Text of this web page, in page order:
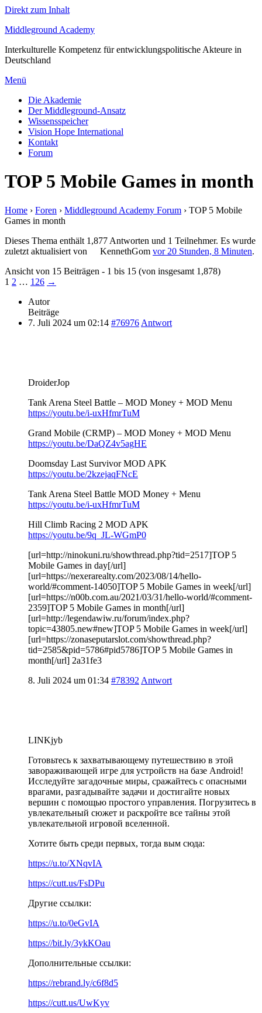
Direkt zum Inhalt
Middleground Academy
Interkulturelle Kompetenz für entwicklungspolitische Akteure in
Deutschland
Menü
Die Akademie
Der Middleground-Ansatz
Wissensspeicher
Vision Hope International
Kontakt
Forum
TOP 5 Mobile Games in month
Home › Foren › Middleground Academy Forum › TOP 5 Mobile
Games in month
Dieses Thema enthält 1,877 Antworten und 1 Teilnehmer. Es wurde
zuletzt aktualisiert von
KennethGom vor 20 Stunden, 8 Minuten.
Ansicht von 15 Beiträgen - 1 bis 15 (von insgesamt 1,878)
1 2 … 126 →
Autor
Beiträge
7. Juli 2024 um 02:14 #76976 Antwort
DroiderJop
Tank Arena Steel Battle – MOD Money + MOD Menu
https://youtu.be/i-uxHfmrTuM
Grand Mobile (CRMP) – MOD Money + MOD Menu
https://youtu.be/DaQZ4v5agHE
Doomsday Last Survivor MOD APK
https://youtu.be/2kzejaqFNcE
Tank Arena Steel Battle MOD Money + Menu
https://youtu.be/i-uxHfmrTuM
Hill Climb Racing 2 MOD APK
https://youtu.be/9q_JL-WGmP0
[url=http://ninokuni.ru/showthread.php?tid=2517]TOP 5
Mobile Games in day[/url]
[url=https://nexerarealty.com/2023/08/14/hello-
world/#comment-14050]TOP 5 Mobile Games in week[/url]
[url=https://n00b.com.au/2021/03/31/hello-world/#comment-
2359]TOP 5 Mobile Games in month[/url]
[url=http://legendawiw.ru/forum/index.php?
topic=43805.new#new]TOP 5 Mobile Games in week[/url]
[url=https://zonaseputarslot.com/showthread.php?
tid=2585&pid=5786#pid5786]TOP 5 Mobile Games in
month[/url] 2a31fe3
8. Juli 2024 um 01:34 #78392 Antwort
LINKjyb
Готовьтесь к захватывающему путешествию в этой
завораживающей игре для устройств на базе Android!
Исследуйте загадочные миры, сражайтесь с опасными
врагами, разгадывайте задачи и достигайте новых
вершин с помощью простого управления. Погрузитесь в
увлекательный сюжет и раскройте все тайны этой
увлекательной игровой вселенной.
Хотите быть среди первых, тогда вым сюда:
https://u.to/XNqvIA
https://cutt.us/FsDPu
Другие ссылки:
https://u.to/0eGvIA
https://bit.ly/3ykKOau
Дополнительные ссылки:
https://rebrand.ly/c6f8d5
https://cutt.us/UwKyv